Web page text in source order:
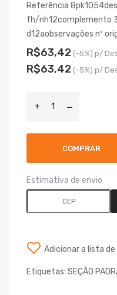
Referência
fh/nh12complemento
d12aobservações nº
R$63,42 (-5%) p/
R$63,42 (-5%) p/
COMPRAR
Estimativa de envio
Adicionar a lista de
Etiquetas: SEÇÃO